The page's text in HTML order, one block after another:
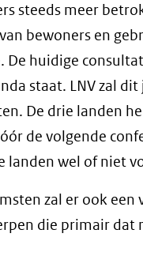
steeds meer
bewoners en
De huidige
staat. LNV zal
De drie landen
de volgende
landen wel of niet
zal er ook
die primair dat